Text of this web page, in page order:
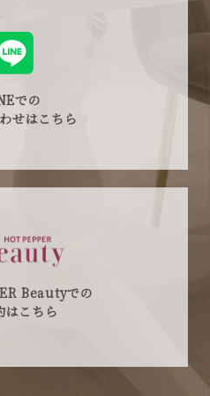
での
せはこちら
Beautyでの
はこちら